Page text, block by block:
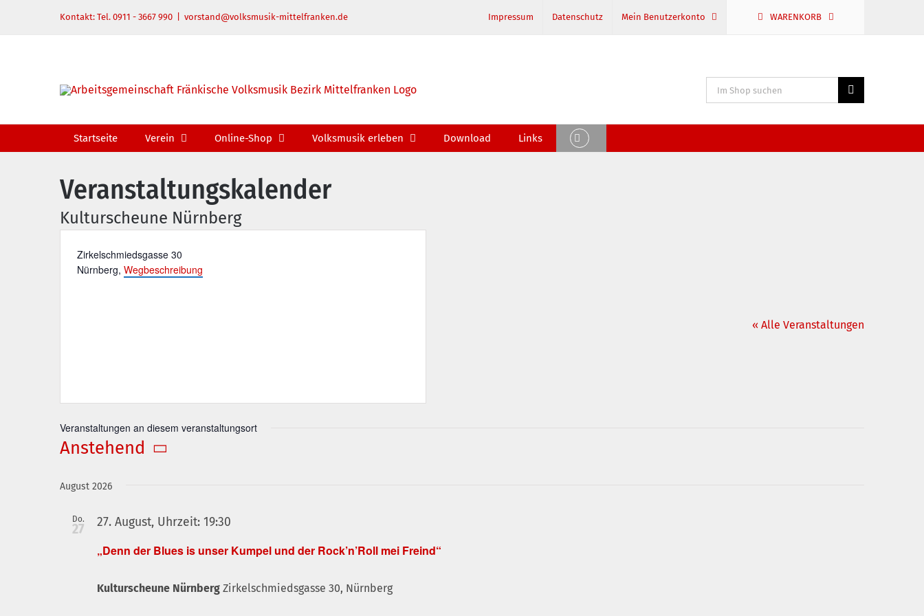
Kontakt: Tel. 0911 - 3667 990 vorstand@volksmusik-mittelfranken.de Impressum Datenschutz Mein Benutzerkonto WARENKORB
Suche
nach:
Startseite Verein Online-Shop Volksmusik erleben Download Links
Veranstaltungskalender
Kulturscheune Nürnberg
« Alle Veranstaltungen
Adresse
Zirkelschmiedsgasse 30
Nürnberg, Wegbeschreibung
Veranstaltungen an diesem veranstaltungsort
Anstehend
wählen.
August 2026
Do.
27
„Denn der Blues is unser Kumpel und der Rock’n’Roll mei Freind“
27. August, Uhrzeit: 19:30
Kulturscheune Nürnberg Zirkelschmiedsgasse 30, Nürnberg